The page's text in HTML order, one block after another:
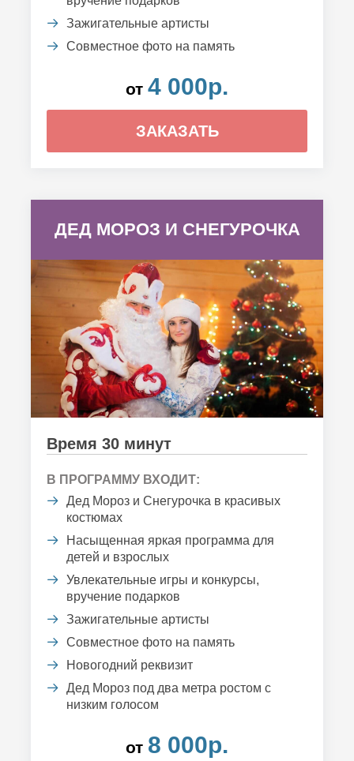
Зажигательные артисты
Совместное фото на память
от 4 000р.
ЗАКАЗАТЬ
ДЕД МОРОЗ И СНЕГУРОЧКА
Время 30 минут
В ПРОГРАММУ ВХОДИТ:
Дед Мороз и Снегурочка в красивых
костюмах
Насыщенная яркая программа для
детей и взрослых
Увлекательные игры и конкурсы,
вручение подарков
Зажигательные артисты
Совместное фото на память
Новогодний реквизит
Дед Мороз под два метра ростом с
низким голосом
от 8 000р.